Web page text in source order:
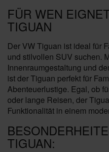
FÜR WEN
TIGUAN
Der VW Tiguan ist ideal für
und stilvollen SUV suchen.
Innenraumgestaltung und
ist der Tiguan perfekt für
Abenteuerlustige. Egal, ob
oder lange Reisen, der
Funktionalität in einem
TIGUAN: